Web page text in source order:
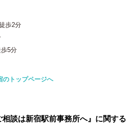
歩2分
5分
のトップページへ
相談は新宿駅前事務所へ』に関する